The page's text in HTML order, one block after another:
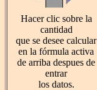
Hacer clic sobre la
cantidad
que se desee calcular
en la fórmula activa
de arriba despues de
entrar
los datos.